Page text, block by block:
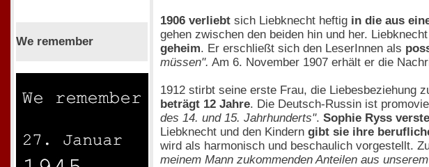
We remember
1906 verliebt sich Liebknecht heftig in die aus
gehen zwischen den beiden hin und her. Liebknecht
geheim. Er erschließt sich den LeserInnen als
müssen". Am 6. November 1907 erhält er die
1912 stirbt seine erste Frau, die Liebesbeziehung
beträgt 12 Jahre. Die Deutsch-Russin ist
des 14. und 15. Jahrhunderts". Sophie Ryss
Liebknecht und den Kindern gibt sie ihre
wird als harmonisch und beschaulich vorgestellt.
meinem Mann zukommenden Anteilen aus